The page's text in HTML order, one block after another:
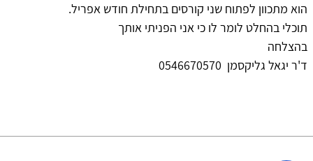
הוא מתכוון לפתוח שני קורסים בתחילת חודש אפריל.
תוכלי בהחלט לומר לו כי אני הפניתי אותך
בהצלחה
ד'ר יגאל גליקסמן 0546670570